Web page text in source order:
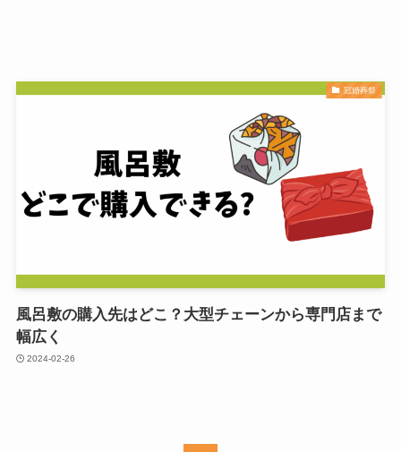
冠婚葬祭
風呂敷の購入先はどこ？大型チェーンから専門店まで
幅広く
2024-02-26